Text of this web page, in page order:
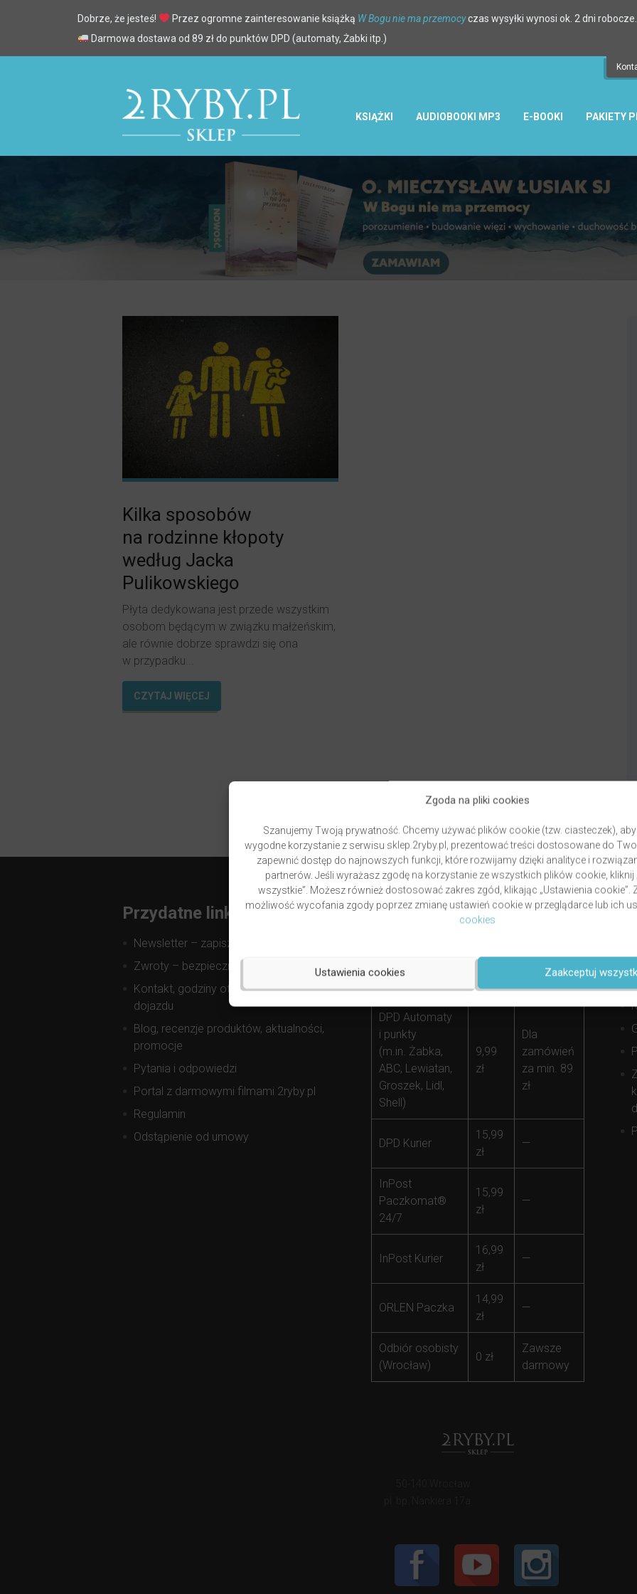
Zgoda na pliki cookies
Szanujemy Twoją prywatność. Chcemy używać plików cookie (tzw. ciasteczek), aby
wygodne korzystanie z serwisu sklep.2ryby.pl, prezentować treści dostosowane do
zapewnić dostęp do najnowszych funkcji, które rozwijamy dzięki analityce i
partnerów. Jeśli wyrażasz zgodę na korzystanie ze wszystkich plików cookie, kliknij
wszystkie”. Możesz również dostosować zakres zgód, klikając „Ustawienia cookie”.
możliwość wycofania zgody poprzez zmianę ustawień cookie w przeglądarce lub ich
cookies
Zaakceptuj
Ustawienia cookies
Dobrze, że jesteś! Przez ogromne zainteresowanie książką W Bogu nie ma przemocyczas wysyłki wynosi ok. 2 dni robocze.
Darmowa dostawa od 89 zł do punktów DPD (automaty, Żabki itp.)
KSIĄŻKI AUDIOBOOKI MP3 E-BOOKI PAKIETY
Kilka sposobów
na rodzinne kłopoty
według Jacka
Pulikowskiego
Płyta dedykowana jest przede wszystkim
osobom będącym w związku małżeńskim,
ale równie dobrze sprawdzi się ona
w przypadku...
CZYTAJ WIĘCEJ
Przydatne linki
Newsletter – zapisz się i zyskaj
Zwroty – bezpieczne zakupy
Kontakt, godziny otwarcia, mapa
dojazdu
Blog, recenzje produktów, aktualności,
promocje
Pytania i odpowiedzi
Portal z darmowymi filmami 2ryby.pl
Regulamin
Odstąpienie od umowy
Dostawa
Dostawy
Darmowej
Dostawy
DPD Automaty
i punkty
(m.in. Żabka,
ABC, Lewiatan,
Groszek, Lidl,
Shell)
9,99
zł
Dla
zamówień
za min. 89
zł
DPD Kurier
15,99
zł
—
InPost
Paczkomat®
24/7
15,99
zł
—
InPost Kurier
16,99
zł
—
ORLEN Paczka
14,99
zł
—
Odbiór osobisty
(Wrocław)
0 zł
Zawsze
darmowy